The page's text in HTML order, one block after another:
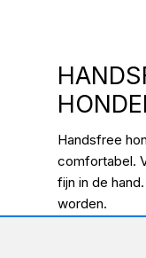
V
E
R
Z
A
M
Handsfree
comfortabel.
fijn in de
worden.